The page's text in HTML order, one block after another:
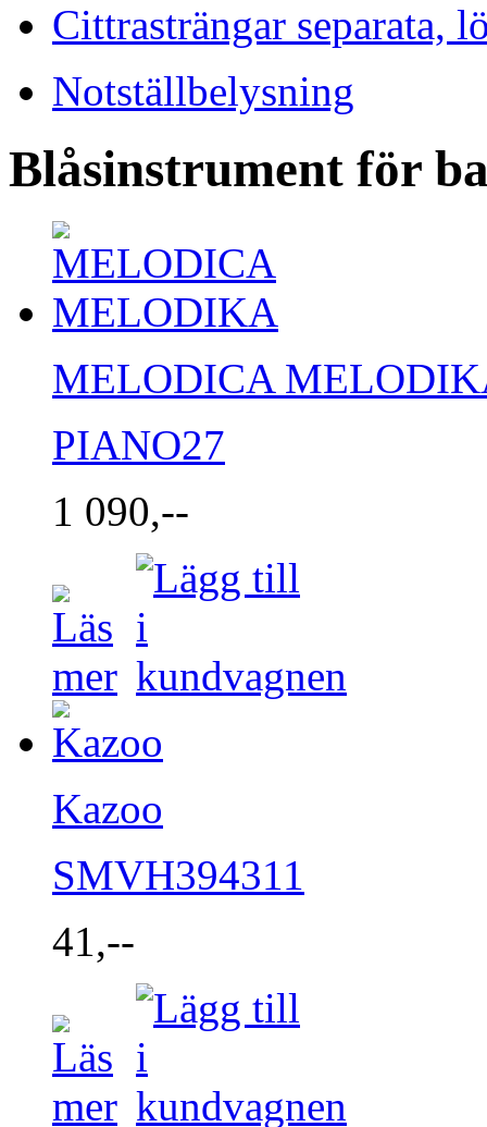
Cittrasträngar separata,
Notställbelysning
Blåsinstrument för
MELODICA
PIANO27
1 090,--
Kazoo
SMVH394311
41,--